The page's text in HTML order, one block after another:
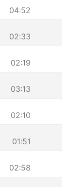
04:52
02:33
02:19
03:13
02:10
01:51
02:58